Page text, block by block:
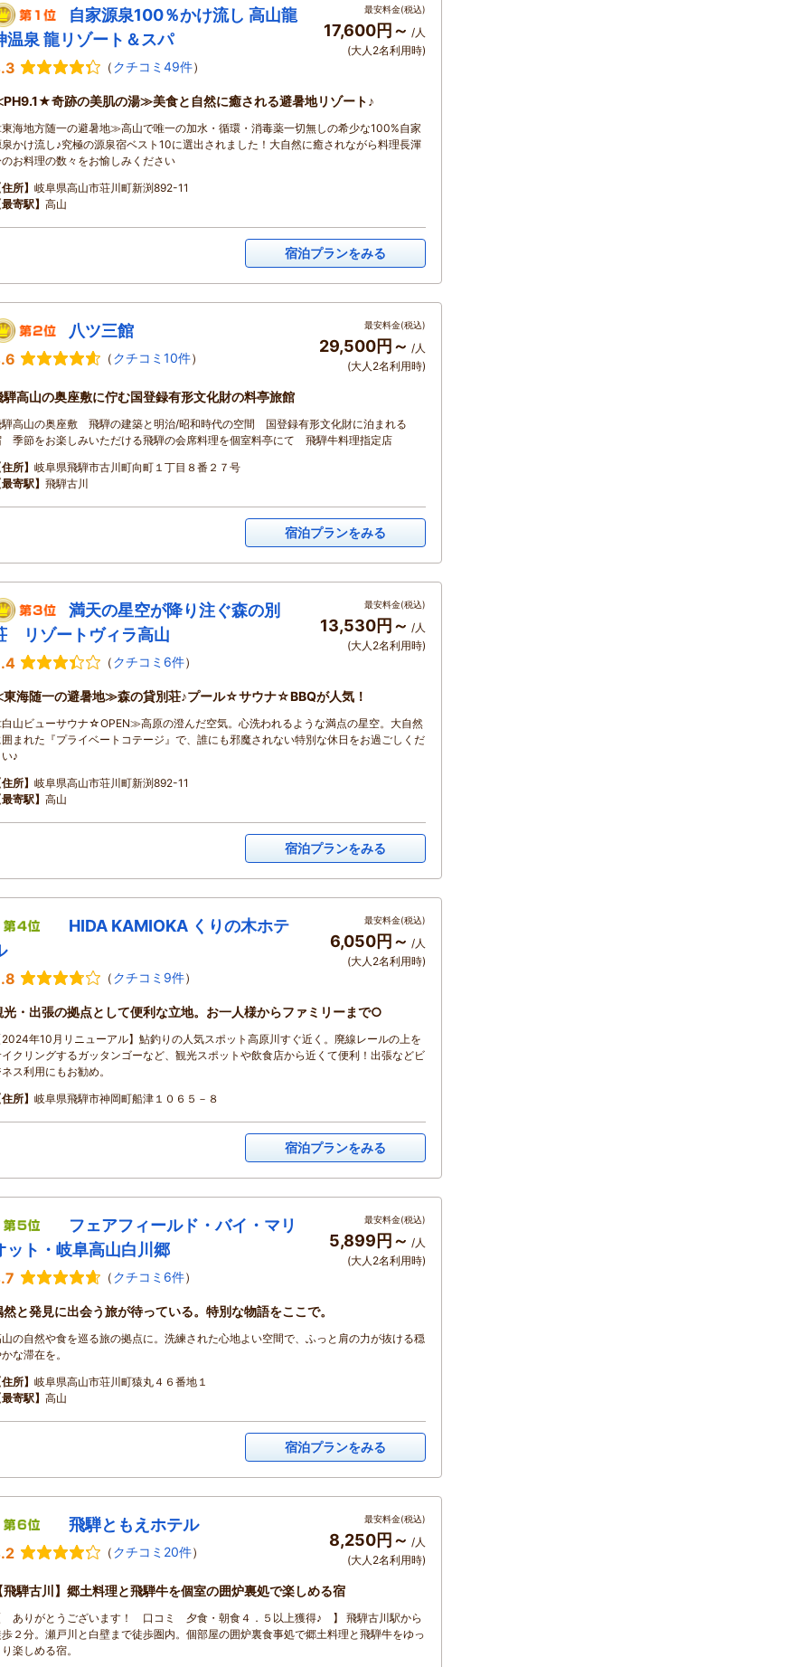
自家源泉100％かけ流し 高山龍
温泉 龍リゾート＆スパ
（クチコミ49件）
最安料金(税込)
17,600円～ /人
(大人2名利用時)
奇跡の美肌の湯≫美食と自然に癒される避暑地リゾート♪
海地方随一の避暑地≫高山で唯一の加水・循環・消毒薬一切無しの希少な100%自家
かけ流し♪究極の源泉宿ベスト10に選出されました！大自然に癒されながら料理長渾
お料理の数々をお愉しみください
所】 岐阜県高山市荘川町新渕892-11
寄駅】 高山
宿泊プランをみる
八ツ三館
（クチコミ10件）
最安料金(税込)
29,500円～ /人
(大人2名利用時)
騨高山の奥座敷に佇む国登録有形文化財の料亭旅館
騨高山の奥座敷 飛騨の建築と明治/昭和時代の空間 国登録有形文化財に泊まれる
季節をお楽しみいただける飛騨の会席料理を個室料亭にて 飛騨牛料理指定店
所】 岐阜県飛騨市古川町向町１丁目８番２７号
寄駅】 飛騨古川
宿泊プランをみる
満天の星空が降り注ぐ森の別
リゾートヴィラ高山
（クチコミ6件）
最安料金(税込)
13,530円～ /人
(大人2名利用時)
海随一の避暑地≫森の貸別荘♪プール☆サウナ☆BBQが人気！
山ビューサウナ☆OPEN≫高原の澄んだ空気。心洗われるような満点の星空。大自然
まれた『プライベートコテージ』で、誰にも邪魔されない特別な休日をお過ごしくだ
♪
所】 岐阜県高山市荘川町新渕892-11
寄駅】 高山
宿泊プランをみる
HIDA KAMIOKA くりの木ホテ
（クチコミ9件）
最安料金(税込)
6,050円～ /人
(大人2名利用時)
光・出張の拠点として便利な立地。お一人様からファミリーまで○
年10月リニューアル】鮎釣りの人気スポット高原川すぐ近く。廃線レールの上を
クリングするガッタンゴーなど、観光スポットや飲食店から近くて便利！出張などビ
ス利用にもお勧め。
所】 岐阜県飛騨市神岡町船津１０６５－８
宿泊プランをみる
フェアフィールド・バイ・マリ
ット・岐阜高山白川郷
（クチコミ6件）
最安料金(税込)
5,899円～ /人
(大人2名利用時)
然と発見に出会う旅が待っている。特別な物語をここで。
の自然や食を巡る旅の拠点に。洗練された心地よい空間で、ふっと肩の力が抜ける穏
な滞在を。
所】 岐阜県高山市荘川町猿丸４６番地１
寄駅】 高山
宿泊プランをみる
飛騨ともえホテル
（クチコミ20件）
最安料金(税込)
8,250円～ /人
(大人2名利用時)
飛騨古川】郷土料理と飛騨牛を個室の囲炉裏処で楽しめる宿
ありがとうございます！ 口コミ 夕食・朝食４．５以上獲得♪ 】 飛騨古川駅から
２分。瀬戸川と白壁まで徒歩圏内。個部屋の囲炉裏食事処で郷土料理と飛騨牛をゆっ
楽しめる宿。